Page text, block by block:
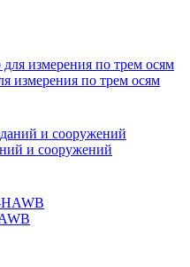
измерения по трем осям
и сооружений